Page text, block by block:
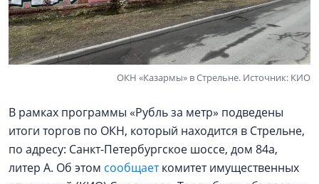
ОКН «Казармы» в Стрельне. Источник: КИО
В рамках программы «Рубль за метр» подведены
итоги торгов по ОКН, который находится в Стрельне,
по адресу: Санкт-Петербургское шоссе, дом 84а,
литер А. Об этом сообщаеткомитет имущественных